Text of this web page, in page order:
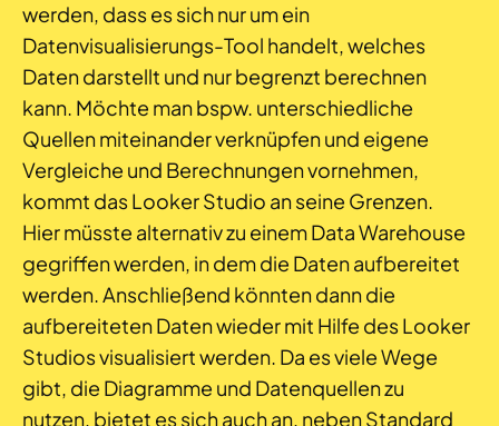
werden, dass es sich nur um ein
Datenvisualisierungs-Tool handelt, welches
Daten darstellt und nur begrenzt berechnen
kann. Möchte man bspw. unterschiedliche
Quellen miteinander verknüpfen und eigene
Vergleiche und Berechnungen vornehmen,
kommt das Looker Studio an seine Grenzen.
Hier müsste alternativ zu einem Data Warehouse
gegriffen werden, in dem die Daten aufbereitet
werden. Anschließend könnten dann die
aufbereiteten Daten wieder mit Hilfe des Looker
Studios visualisiert werden. Da es viele Wege
gibt, die Diagramme und Datenquellen zu
nutzen, bietet es sich auch an, neben Standard